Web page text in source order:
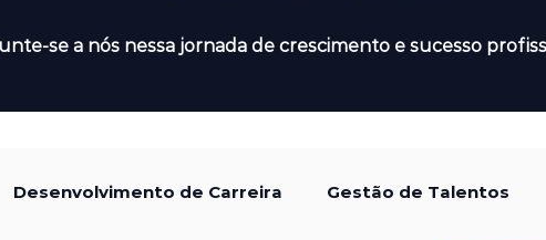
se a nós nessa jornada de crescimento e sucesso
Desenvolvimento de Carreira Gestão de Talentos